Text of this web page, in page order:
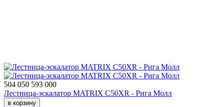
504 050 593 000
Лестница-эскалатор MATRIX C50XR - Рига Молл
в корзину